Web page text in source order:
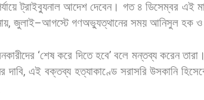
ট্রাইব্যুনাল আদেশ দেবেন। গত ৪ ডিসেম্বর এই
, জুলাই–আগস্টে গণঅভ্যুত্থানের সময় আনিসুল হক ও
‘শেষ করে দিতে হবে’বলে মন্তব্য করেন তারা।
দাবি,এই বক্তব্য হত্যাকাণ্ডে সরাসরি উসকানি